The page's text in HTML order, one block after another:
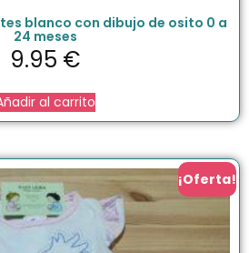
blanco con dibujo de osito 0 a
24 meses
9.95 €
al carrito
¡Oferta!